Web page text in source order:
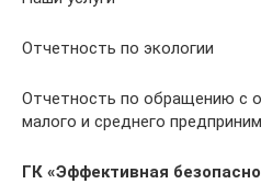
Отчетность по экологии
Отчетность по обращению с
малого и среднего
ГК «Эффективная